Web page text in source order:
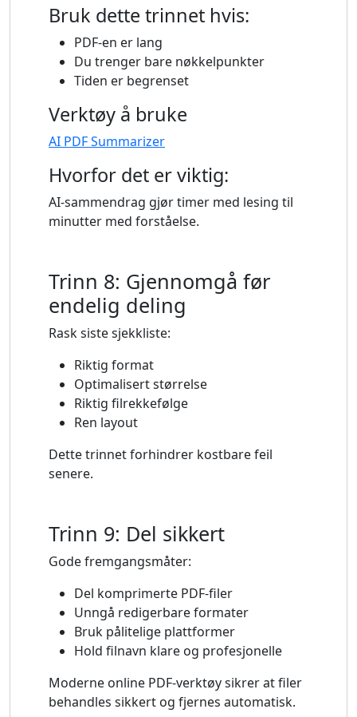
Bruk dette trinnet hvis:
PDF-en er lang
Du trenger bare nøkkelpunkter
Tiden er begrenset
Verktøy å bruke
AI PDF Summarizer
Hvorfor det er viktig:
AI-sammendrag gjør timer med lesing til
minutter med forståelse.
Trinn 8: Gjennomgå før
endelig deling
Rask siste sjekkliste:
Riktig format
Optimalisert størrelse
Riktig filrekkefølge
Ren layout
Dette trinnet forhindrer kostbare feil
senere.
Trinn 9: Del sikkert
Gode ​​fremgangsmåter:
Del komprimerte PDF-filer
Unngå redigerbare formater
Bruk pålitelige plattformer
Hold filnavn klare og profesjonelle
Moderne online PDF-verktøy sikrer at filer
behandles sikkert og fjernes automatisk.